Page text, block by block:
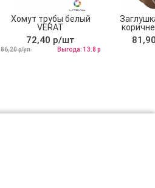
Хомут трубы белый
VERAT
72,40 р/шт
86,20 р/уп Выгода: 13.8 р